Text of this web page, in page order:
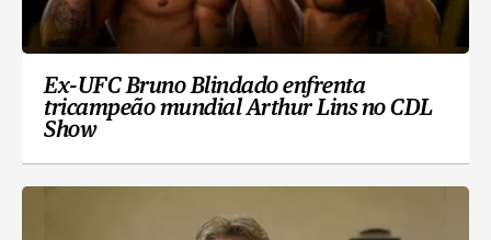
Ex-UFC Bruno Blindado enfrenta
tricampeão mundial Arthur Lins no CDL
Show